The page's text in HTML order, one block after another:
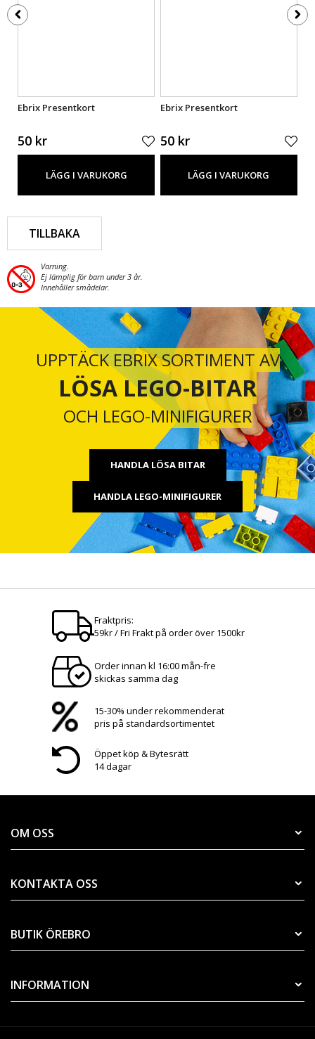
Ebrix Presentkort
50 kr
LÄGG I VARUKORG
Ebrix Presentkort
50 kr
LÄGG I VARUKORG
TILLBAKA
Varning.
Ej lämplig för barn under 3 år.
Innehåller smådelar.
UPPTÄCK EBRIX SORTIMENT AV
LÖSA LEGO-BITAR
OCH LEGO-MINIFIGURER
HANDLA LÖSA BITAR
HANDLA LEGO-MINIFIGURER
Fraktpris:
59kr / Fri Frakt på order över 1500kr
Order innan kl 16:00 mån-fre
skickas samma dag
15-30% under rekommenderat
pris på standardsortimentet
Öppet köp & Bytesrätt
14 dagar
OM OSS
KONTAKTA OSS
BUTIK ÖREBRO
INFORMATION